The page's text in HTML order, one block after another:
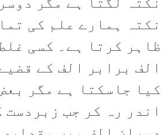
نکتہ ہمارے علم کی
ظاہر کرتا ہے۔ کسی
الف برابر الف کے
کیا جاسکتا ہے مگر
اندر رہ کر جب زبردست